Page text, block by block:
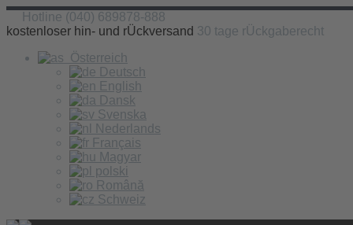
Hotline (040) 689878-888
kostenloser hin- und rÜckversand 30 tage rÜckgaberecht
Österreich
Deutsch
English
Dansk
Svenska
Nederlands
Français
Magyar
polski
Română
Schweiz